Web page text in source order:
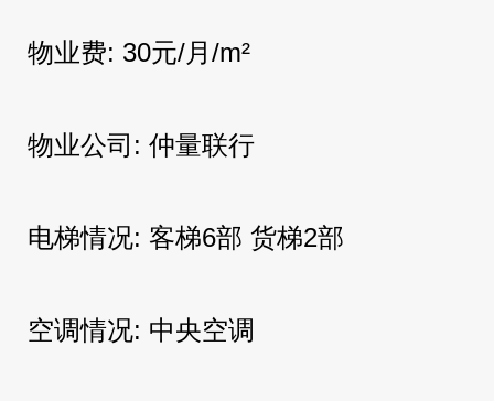
物业费: 30元/月/m²
物业公司: 仲量联行
电梯情况: 客梯6部 货梯2部
空调情况: 中央空调